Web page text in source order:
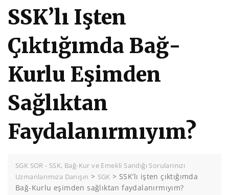
SSK’lı Işten
Çıktığımda Bağ-
Kurlu Eşimden
Sağlıktan
Faydalanırmıyım?
SGK SOR - SSK, Bağ-Kur ve Emekli Sandığı Sorularınızı
Uzmanlarımıza Danışın > SGK > SSK’lı işten çıktığımda
Bağ-Kurlu eşimden sağlıktan faydalanırmıyım?